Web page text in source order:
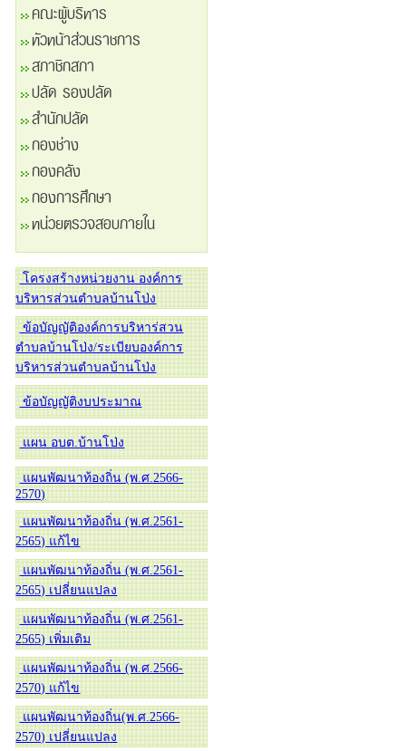
คณะผู้บริหาร
หัวหน้าส่วนราชการ
สภาชิกสภา
ปลัด รองปลัด
สำนักปลัด
กองช่าง
กองคลัง
กองการศึกษา
หน่วยตรวจสอบภายใน
โครงสร้างหน่วยงาน องค์การ
บริหารส่วนตำบลบ้านโป่ง
ข้อบัญญัติองค์การบริหาร่สวน
ตำบลบ้านโป่ง/ระเบียบองค์การ
บริหารส่วนตำบลบ้านโป่ง
ข้อบัญญัติงบประมาณ
แผน อบต.บ้านโป่ง
แผนพัฒนาท้องถิ่น (พ.ศ.2566-
2570)
แผนพัฒนาท้องถิ่น (พ.ศ.2561-
2565) แก้ไข
แผนพัฒนาท้องถิ่น (พ.ศ.2561-
2565) เปลี่ยนแปลง
แผนพัฒนาท้องถิ่น (พ.ศ.2561-
2565) เพิ่มเติม
แผนพัฒนาท้องถิ่น (พ.ศ.2566-
2570) แก้ไข
แผนพัฒนาท้องถิ่น(พ.ศ.2566-
2570) เปลี่ยนแปลง